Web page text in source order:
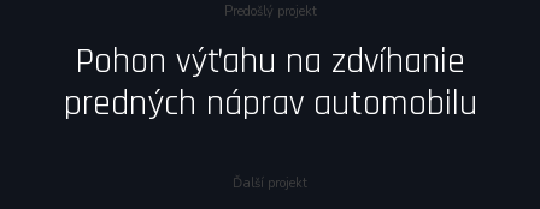
Predošlý projekt
Pohon výťahu na zdvíhanie
predných náprav automobilu
Ďalší projekt